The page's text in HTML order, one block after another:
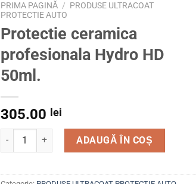
PRIMA PAGINĂ / PRODUSE ULTRACOAT
PROTECTIE AUTO
Protectie ceramica
profesionala Hydro HD
50ml.
305.00 lei
Cantitate Protectie ceramica profesionala
ADAUGĂ ÎN COȘ